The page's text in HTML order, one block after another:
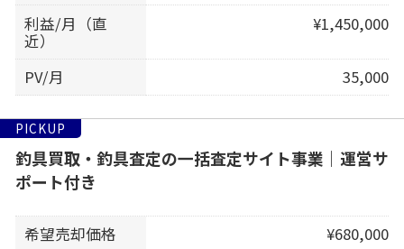
利益/月（直
近）
¥1,450,000
PV/月 35,000
PICKUP
釣具買取・釣具査定の一括査定サイト事業｜運営サ
ポート付き
希望売却価格
¥680,000